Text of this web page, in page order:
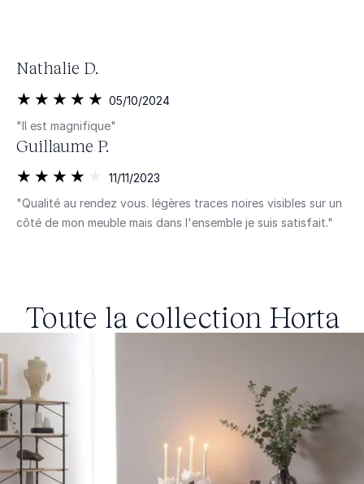
Nathalie D.
05/10/2024
"Il est magnifique"
Guillaume P.
11/11/2023
"Qualité au rendez vous. légères traces noires visibles sur un
côté de mon meuble mais dans l'ensemble je suis satisfait."
Toute la collection Horta